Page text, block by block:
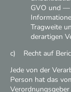
GVO und —
Tragweite
derartigen
c) Recht auf
Jede von der
Person hat das